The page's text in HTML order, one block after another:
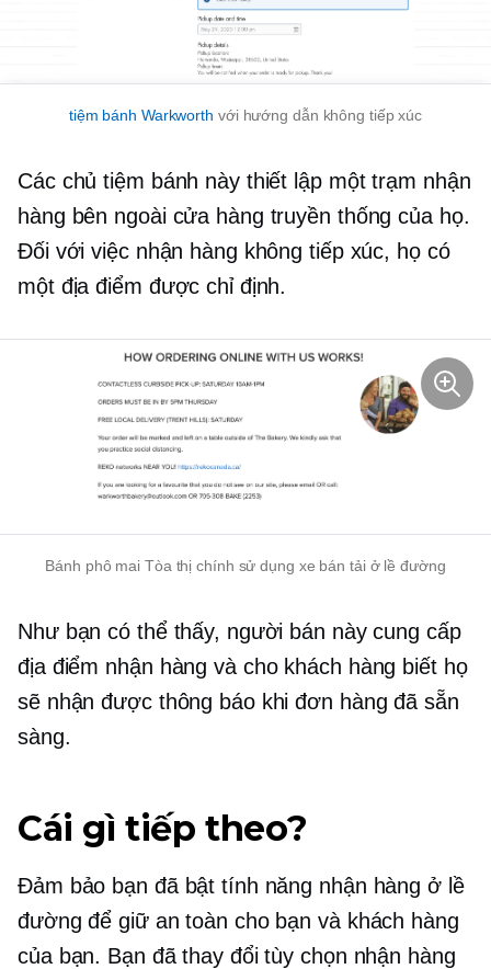
tiệm bánh Warkworth với hướng dẫn không tiếp xúc
Các chủ tiệm bánh này thiết lập một trạm nhận
hàng bên ngoài cửa hàng truyền thống của họ.
Đối với việc nhận hàng không tiếp xúc, họ có
một địa điểm được chỉ định.
Bánh phô mai Tòa thị chính sử dụng xe bán tải ở lề đường
Như bạn có thể thấy, người bán này cung cấp
địa điểm nhận hàng và cho khách hàng biết họ
sẽ nhận được thông báo khi đơn hàng đã sẵn
sàng.
Cái gì tiếp theo?
Đảm bảo bạn đã bật tính năng nhận hàng ở lề
đường để giữ an toàn cho bạn và khách hàng
của bạn. Bạn đã thay đổi tùy chọn nhận hàng